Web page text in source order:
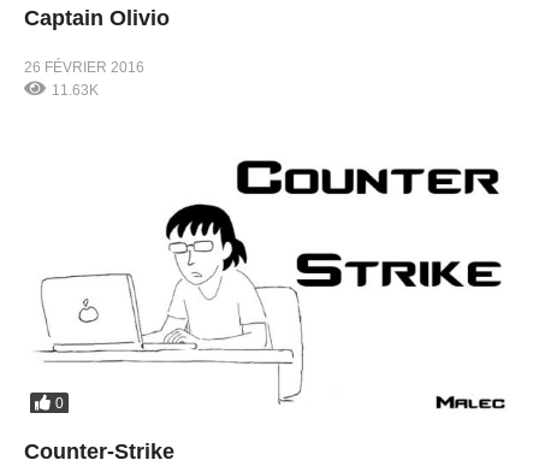
Captain Olivio
26 FÉVRIER 2016
11.63K
0
Counter-Strike